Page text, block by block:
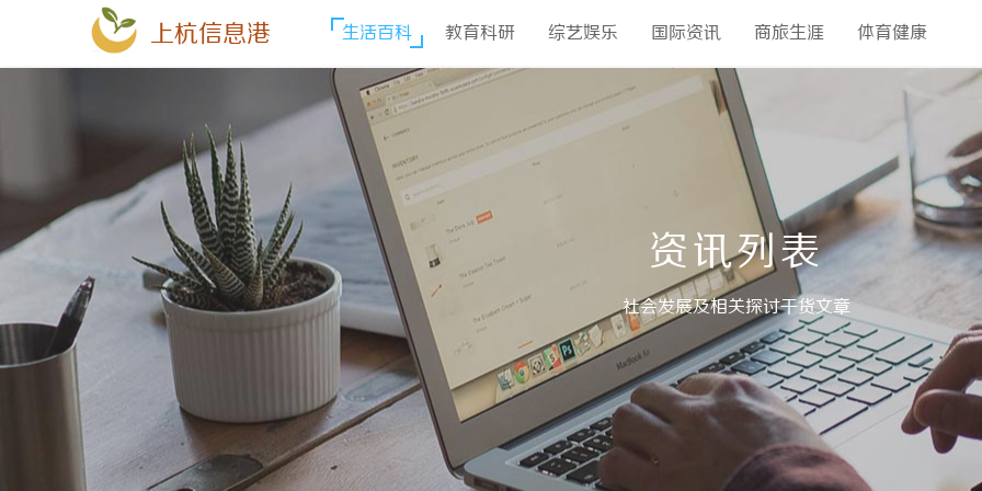
上杭信息港 生活百科 教育科研 综艺娱乐 国际资讯 商旅生涯 体育健康
资讯列表
社会发展及相关探讨干货文章